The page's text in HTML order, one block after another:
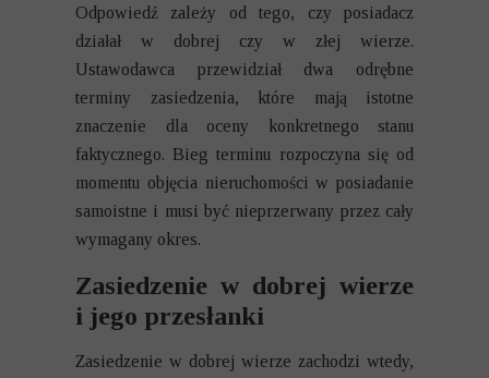
Odpowiedź zależy od tego, czy posiadacz
działał w dobrej czy w złej wierze.
Ustawodawca przewidział dwa odrębne
terminy zasiedzenia, które mają istotne
znaczenie dla oceny konkretnego stanu
faktycznego. Bieg terminu rozpoczyna się od
momentu objęcia nieruchomości w posiadanie
samoistne i musi być nieprzerwany przez cały
wymagany okres.
Zasiedzenie w dobrej wierze
i jego przesłanki
Zasiedzenie w dobrej wierze zachodzi wtedy,